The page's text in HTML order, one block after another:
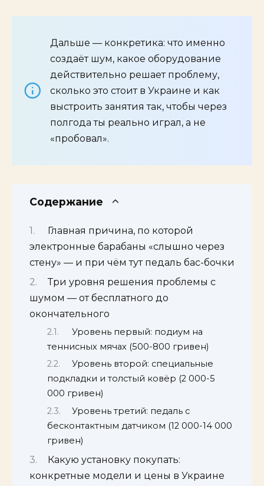
Дальше — конкретика: что именно
создаёт шум, какое оборудование
действительно решает проблему,
сколько это стоит в Украине и как
выстроить занятия так, чтобы через
полгода ты реально играл, а не
«пробовал».
Содержание
Главная причина, по которой
электронные барабаны «слышно через
стену» — и при чём тут педаль бас-бочки
Три уровня решения проблемы с
шумом — от бесплатного до
окончательного
Уровень первый: подиум на
теннисных мячах (500-800 гривен)
Уровень второй: специальные
подкладки и толстый ковёр (2 000-5
000 гривен)
Уровень третий: педаль с
бесконтактным датчиком (12 000-14 000
гривен)
Какую установку покупать:
конкретные модели и цены в Украине